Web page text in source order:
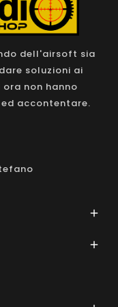
dell'airsoft sia
soluzioni ai
non hanno
accontentare.

